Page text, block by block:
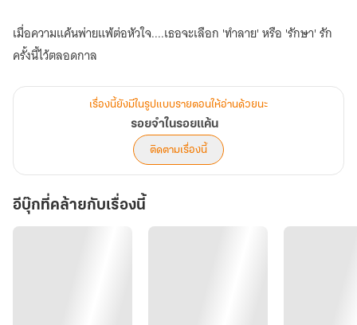
เมื่อความแค้นพ่ายแพ้ต่อหัวใจ....เธอจะเลือก 'ทำลาย' หรือ 'รักษา' รัก
ครั้งนี้ไว้ตลอดกาล
เรื่องนี้ยังมีในรูปแบบรายตอนให้อ่านด้วยนะ
รอยจำในรอยแค้น
ติดตามเรื่องนี้
อีบุ๊กที่คล้ายกับเรื่องนี้